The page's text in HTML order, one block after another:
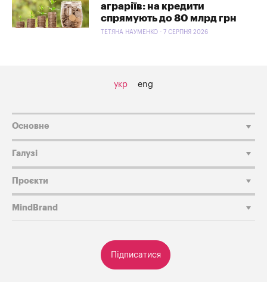
аграріїв: на кредити
спрямують до 80 млрд грн
ТЕТЯНА НАУМЕНКО - 7 СЕРПНЯ 2026
укр eng
Підписатися
Основне
Галузі
Проєкти
MindBrand